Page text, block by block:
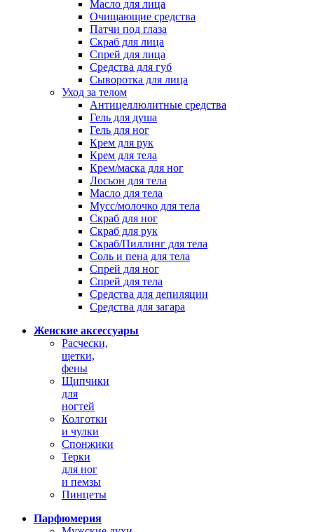
Масло для лица
Очищающие средства
Патчи под глаза
Скраб для лица
Спрей для лица
Средства для губ
Сыворотка для лица
Уход за телом
Антицеллюлитные средства
Гель для душа
Гель для ног
Крем для рук
Крем для тела
Крем/маска для ног
Лосьон для тела
Масло для тела
Мусс/молочко для тела
Скраб для ног
Скраб для рук
Скраб/Пиллинг для тела
Соль и пена для тела
Спрей для ног
Спрей для тела
Средства для депиляции
Средства для загара
Женские аксессуары
Расчески,
щетки,
фены
Щипчики
для
ногтей
Колготки
и чулки
Спонжики
Терки
для ног
и пемзы
Пинцеты
Парфюмерия